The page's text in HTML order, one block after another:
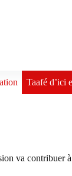
Taafé d’ici
va contribuer